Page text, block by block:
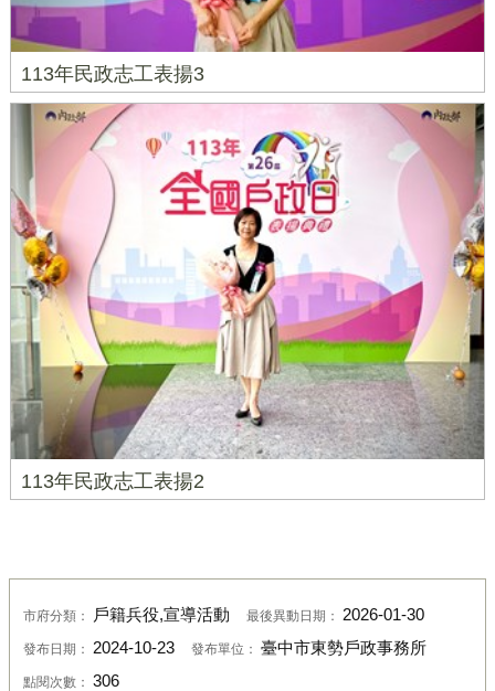
113年民政志工表揚3
113年民政志工表揚2
市府分類： 戶籍兵役,宣導活動 最後異動日期： 2026-01-30
發布日期： 2024-10-23 發布單位： 臺中市東勢戶政事務所
點閱次數： 306